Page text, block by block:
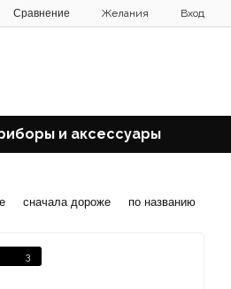
Сравнение Желания Вход
и аксессуары
сначала дороже по названию
3